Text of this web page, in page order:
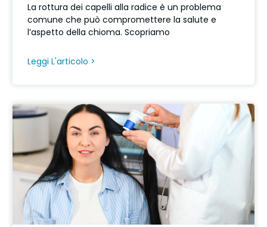
La rottura dei capelli alla radice è un problema
comune che può compromettere la salute e
l’aspetto della chioma. Scopriamo
Leggi L'articolo >